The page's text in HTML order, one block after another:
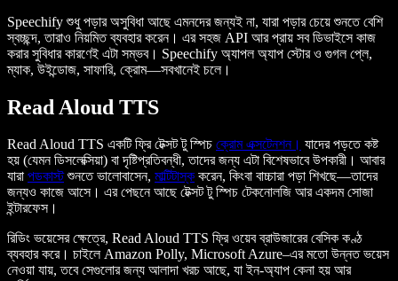
Speechify শুধু পড়ার অসুবিধা আছে এমনদের জন্যই না, যারা পড়ার চেয়ে শুনতে বেশি
স্বচ্ছন্দ, তারাও নিয়মিত ব্যবহার করেন। এর সহজ API আর প্রায় সব ডিভাইসে কাজ
করার সুবিধার কারণেই এটা সম্ভব। Speechify অ্যাপল অ্যাপ স্টোর ও গুগল প্লে,
ম্যাক, উইন্ডোজ, সাফারি, ক্রোম—সবখানেই চলে।
Read Aloud TTS
Read Aloud TTS একটি ফ্রি টেক্সট টু স্পিচ ক্রোম এক্সটেনশন। যাদের পড়তে কষ্ট
হয় (যেমন ডিসলেক্সিয়া) বা দৃষ্টিপ্রতিবন্ধী, তাদের জন্য এটা বিশেষভাবে উপকারী। আবার
যারা পডকাস্টশুনতে ভালোবাসেন, মাল্টিটাস্ক করেন, কিংবা বাচ্চারা পড়া শিখছে—তাদের
জন্যও কাজে আসে। এর পেছনে আছে টেক্সট টু স্পিচ টেকনোলজি আর একদম সোজা
ইন্টারফেস।
রিডিং ভয়েসের ক্ষেত্রে, Read Aloud TTS ফ্রি ওয়েব ব্রাউজারের বেসিক কণ্ঠ
ব্যবহার করে। চাইলে Amazon Polly, Microsoft Azure–এর মতো উন্নত ভয়েস
নেওয়া যায়, তবে সেগুলোর জন্য আলাদা খরচ আছে, যা ইন-অ্যাপ কেনা হয় আর